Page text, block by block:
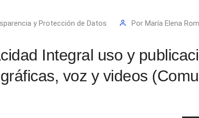
y Protección de Datos Por María Elena
Integral uso y
voz y videos